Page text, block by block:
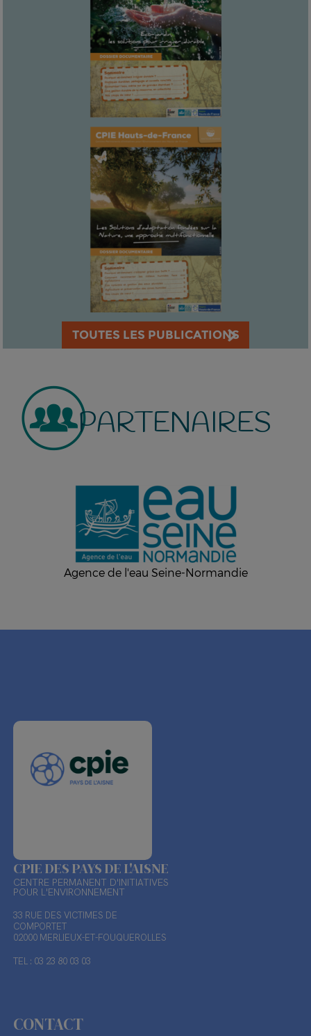
TOUTES LES PUBLICATIONS
PARTENAIRES
Agence de l'eau Seine-Normandie
CPIE DES PAYS DE L'AISNE
CENTRE PERMANENT D'INITIATIVES
POUR L'ENVIRONNEMENT
33 RUE DES VICTIMES DE
COMPORTET
02000 MERLIEUX-ET-FOUQUEROLLES
TEL : 03 23 80 03 03
CONTACT